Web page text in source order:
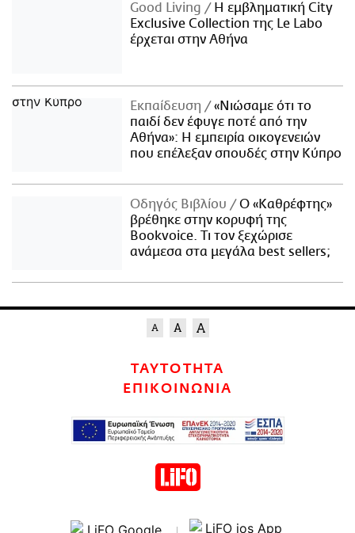
Good Living
Η εμβληματική City
Exclusive Collection της Le Labo
έρχεται στην Αθήνα
Εκπαίδευση
«Νιώσαμε ότι το
παιδί δεν έφυγε ποτέ από την
Αθήνα»: Η εμπειρία οικογενειών
που επέλεξαν σπουδές στην Κύπρο
Οδηγός Βιβλίου
Ο «Καθρέφτης»
βρέθηκε στην κορυφή της
Bookvoice. Τι τον ξεχώρισε
ανάμεσα στα μεγάλα best sellers;
ΤΑΥΤΟΤΗΤΑ
ΕΠΙΚΟΙΝΩΝΙΑ